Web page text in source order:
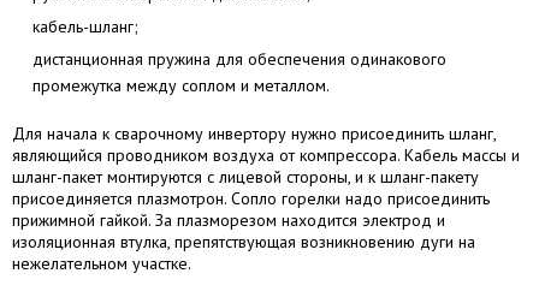
кабель-шланг;
дистанционная пружина для обеспечения одинакового
промежутка между соплом и металлом.
Для начала к сварочному инвертору нужно присоединить шланг,
являющийся проводником воздуха от компрессора. Кабель массы и
шланг-пакет монтируются с лицевой стороны, и к шланг-пакету
присоединяется плазмотрон. Сопло горелки надо присоединить
прижимной гайкой. За плазморезом находится электрод и
изоляционная втулка, препятствующая возникновению дуги на
нежелательном участке.